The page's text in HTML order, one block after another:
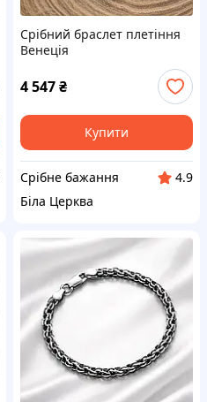
Срібний браслет плетіння
Венеція
4 547₴
Купити
Срібне бажання
4.9
Біла Церква